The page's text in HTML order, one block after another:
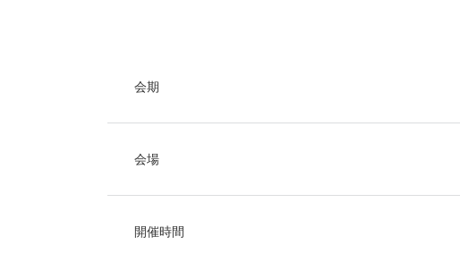
会期
会場
開催時間